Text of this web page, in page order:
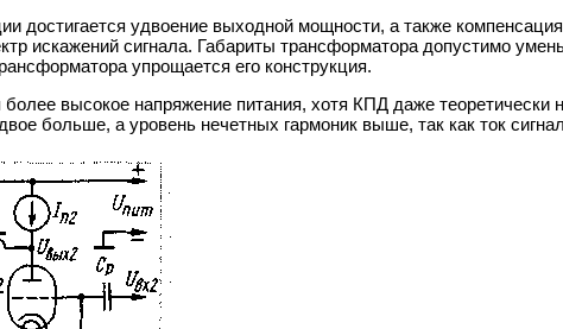
достигается удвоение выходной мощности, а также
искажений сигнала. Габариты трансформатора допустимо
упрощается его конструкция.
высокое напряжение питания, хотя КПД даже
больше, а уровень нечетных гармоник выше, так как ток